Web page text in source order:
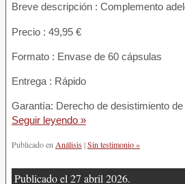
Breve descripción : Complemento
Precio : 49,95 €
Formato : Envase de 60 cápsulas
Entrega : Rápido
Garantía: Derecho de desistimiento
Seguir leyendo »
Publicado enAnálisis|Sin testimonio »
Publicado el 27 abril 2026.